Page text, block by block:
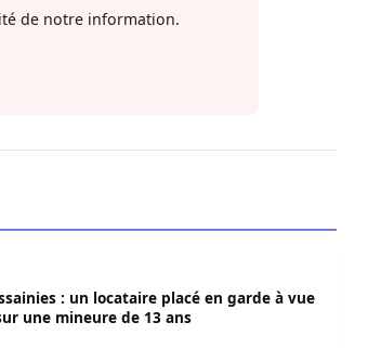
de notre information.
: un locataire placé en garde à vue
une mineure de 13 ans